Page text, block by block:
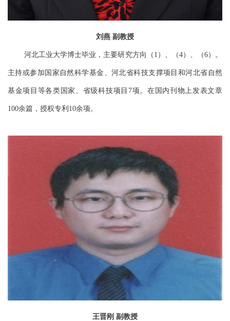
刘燕 副教授
河北工业大学博士毕业，主要研究方向（ 1 ）、（4）、（6）。
主持或参加国家自然科学基金、河北省科技支撑项目和河北省自然
基金项目等各类国家、省级科技项目 7项。在国内刊物上发表文章
100余篇，授权专利 10余项。
王晋刚 副教授